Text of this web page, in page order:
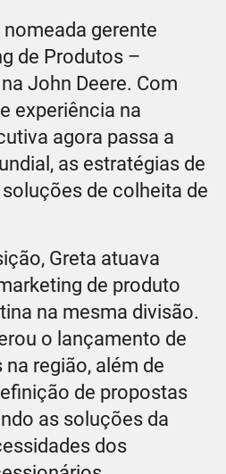
gerente
de Produtos –
John Deere. Com
experiência na
agora passa a
as estratégias de
de colheita de
Greta atuava
de produto
na mesma divisão.
o lançamento de
região, além de
de propostas
as soluções da
dos